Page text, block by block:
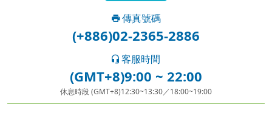
傳真號碼
(+886)02-2365-2886
客服時間
(GMT+8)9:00 ~ 22:00
休息時段 (GMT+8)12:30~13:30／18:00~19:00